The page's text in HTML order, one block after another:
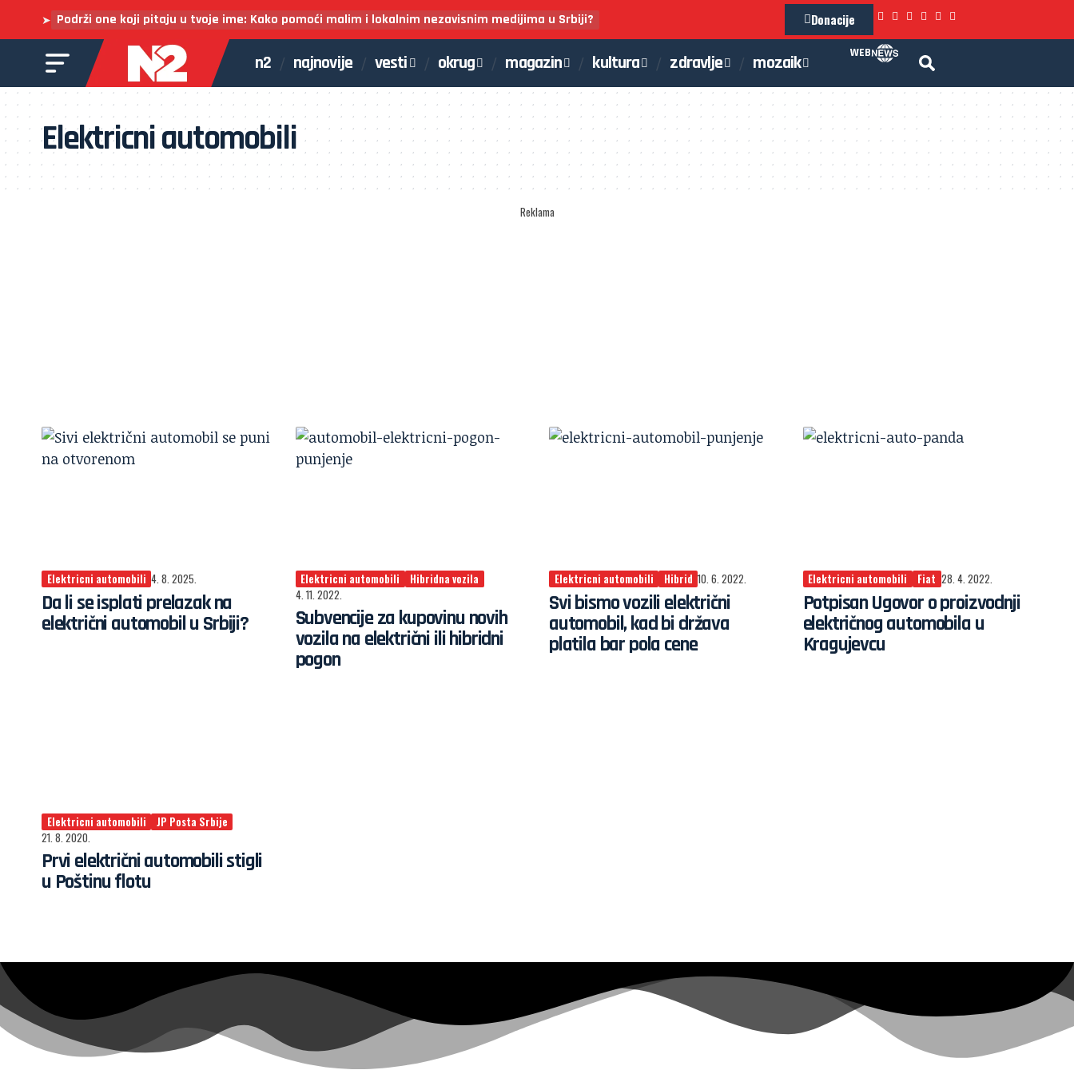
➤ Podrži one koji pitaju u tvoje ime: Kako pomoći malim i lokalnim nezavisnim medijima u Srbiji? Donacije
n2 najnovije vesti okrug magazin kultura zdravlje mozaik WEB
Elektricni automobili
Reklama
Elektricni automobili 4. 8. 2025.
Da li se isplati prelazak na
električni automobil u Srbiji?
Elektricni automobili
Hibridna vozila
4. 11. 2022.
Subvencije za kupovinu novih
vozila na električni ili hibridni
pogon
Elektricni automobili Hibrid 10. 6. 2022.
Svi bismo vozili električni
automobil, kad bi država
platila bar pola cene
Elektricni automobili Fiat 28. 4. 2022.
Potpisan Ugovor o proizvodnji
električnog automobila u
Kragujevcu
Elektricni automobili
JP Posta Srbije
21. 8. 2020.
Prvi električni automobili stigli
u Poštinu flotu